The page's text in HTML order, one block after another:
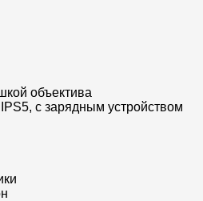
объектива
с зарядным устройством